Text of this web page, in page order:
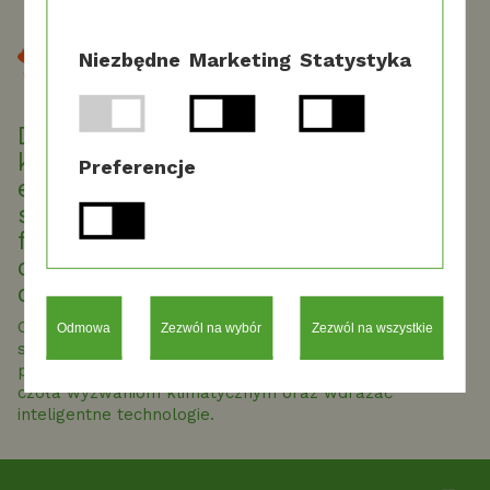
Niezbędne Marketing Statystyka
Preferencje
Odmowa Zezwól na wybór Zezwól na wszystkie
Dalkia, spółka z grupy EDF, wspiera
klientów w transformacji
energetycznej i cyfrowej, opierając
swoją działalność na dwóch
filarach: rozwoju lokalnych
odnawialnych źródeł energii oraz
optymalizacji jej zużycia.
Oferuje rozwiązania precyzyjnie dopasowane do
specyfiki budynków, miast, regionów i zakładów
przemysłowych, pomagając im skutecznie stawiać
czoła wyzwaniom klimatycznym oraz wdrażać
inteligentne technologie.